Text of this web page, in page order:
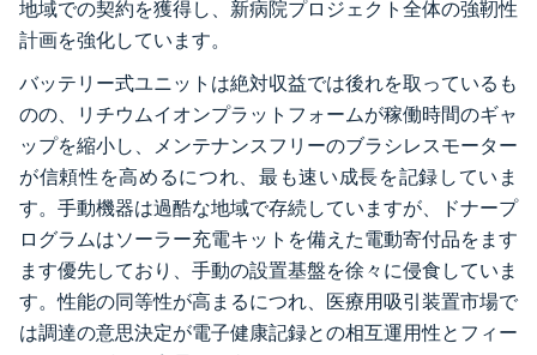
地域での契約を獲得し、新病院プロジェクト全体の強靭性
計画を強化しています。
バッテリー式ユニットは絶対収益では後れを取っているも
のの、リチウムイオンプラットフォームが稼働時間のギャ
ップを縮小し、メンテナンスフリーのブラシレスモーター
が信頼性を高めるにつれ、最も速い成長を記録していま
す。手動機器は過酷な地域で存続していますが、ドナープ
ログラムはソーラー充電キットを備えた電動寄付品をます
ます優先しており、手動の設置基盤を徐々に侵食していま
す。性能の同等性が高まるにつれ、医療用吸引装置市場で
は調達の意思決定が電子健康記録との相互運用性とフィー